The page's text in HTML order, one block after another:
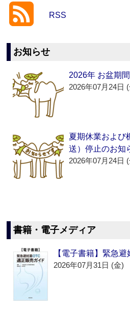
RSS
お知らせ
2026年 お盆期
2026年07月24日
夏期休業および
送）停止のお知
2026年07月24日
書籍・電子メディア
【電子書籍】緊急
2026年07月31日 (金)